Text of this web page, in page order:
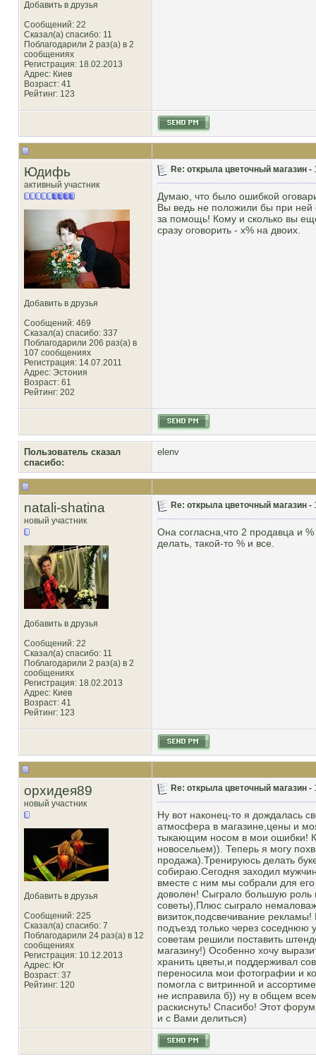
Добавить в друзья
Сообщений: 22
Сказал(а) спасибо: 11
Поблагодарили 2 раз(а) в 2
сообщениях
Регистрация: 18.02.2013
Адрес: Киев
Возраст: 41
Рейтинг: 123
Юдифь
активный участник
Добавить в друзья
Сообщений: 469
Сказал(а) спасибо: 337
Поблагодарили 206 раз(а) в
107 сообщениях
Регистрация: 14.07.2011
Адрес: Эстония
Возраст: 61
Рейтинг: 202
Re: открыла цветочный магазин -
Думаю, что было ошибкой
Вы ведь не положили бы при ней
за помощь! Кому и сколько вы
сразу оговорить - х% на двоих.
Пользователь сказал
cпасибо:
elenv
natali-shatina
новый участник
Добавить в друзья
Сообщений: 22
Сказал(а) спасибо: 11
Поблагодарили 2 раз(а) в 2
сообщениях
Регистрация: 18.02.2013
Адрес: Киев
Возраст: 41
Рейтинг: 123
Re: открыла цветочный магазин -
Она согласна,что 2 продавца и
делать, такой-то % и все.
орхидея89
новый участник
Добавить в друзья
Сообщений: 225
Сказал(а) спасибо: 7
Поблагодарили 24 раз(а) в 12
сообщениях
Регистрация: 10.12.2013
Адрес: Юг
Возраст: 37
Рейтинг: 120
Re: открыла цветочный магазин -
Ну вот наконец-то я дождалась
атмосфера в магазине,цены и
тыкающим носом в мои ошибки!
новосельем)). Теперь я могу
продажа).Тренируюсь делать
собираю.Сегодня заходил
вместе с ним мы собрали для
доволен! Сыграло большую роль
советы),Плюс сыграло
визиток,подсвечивание
подъезд только через
советам решили поставить
магазину!) Особенно хочу
хранить цветы,и поддерживал
переносила мои фотографии и
помогла с витринной и
не исправила б)) ну в общем
раскиснуть! Спасибо! Этот
и с Вами делиться)